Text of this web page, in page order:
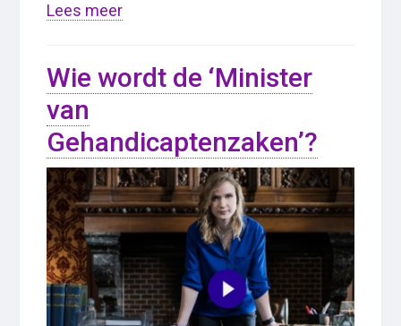
Lees meer
Wie wordt de ‘Minister
van
Gehandicaptenzaken’?